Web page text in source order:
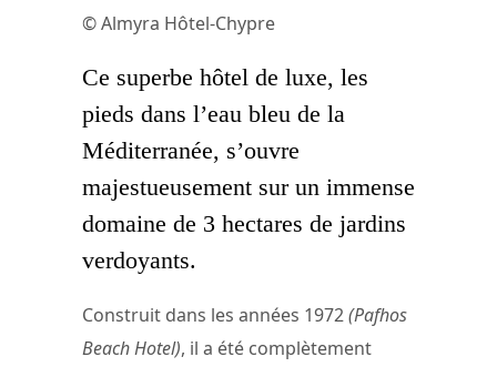
© Almyra Hôtel-Chypre
Ce superbe hôtel de luxe, les
pieds dans l’eau bleu de la
Méditerranée, s’ouvre
majestueusement sur un immense
domaine de 3 hectares de jardins
verdoyants.
Construit dans les années 1972(Pafhos
Beach Hotel), il a été complètement